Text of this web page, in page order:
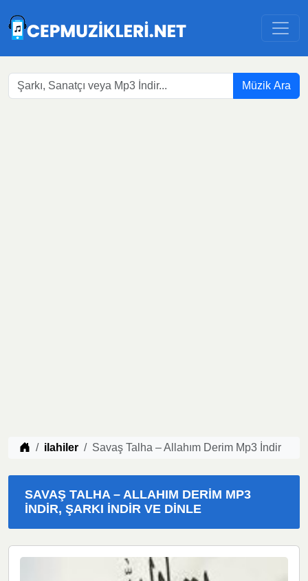
Müzik Ara
Müzik indir
ilahiler Savaş Talha – Allahım Derim Mp3 İndir
SAVAŞ TALHA – ALLAHIM DERIM MP3
İNDIR, ŞARKI İNDIR VE DINLE